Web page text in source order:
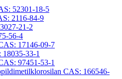
52301-18-5
2116-84-9
21-2
56-4
17146-09-7
33-1
97451-53-1
CAS: 166546-